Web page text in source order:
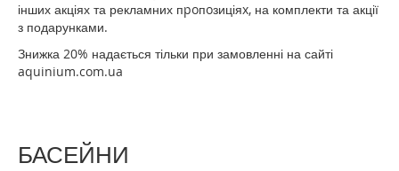
інших акціях та рекламних пpoпoзиціяx, на комплекти та акції
з подарунками.
Знижка 20% надається тільки при замовленні на сайті
aquinium.com.ua
БАСЕЙНИ